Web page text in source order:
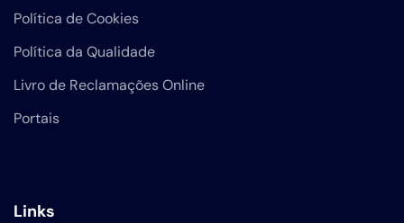
Política de Cookies
Política da Qualidade
Livro de Reclamações Online
Portais
Links